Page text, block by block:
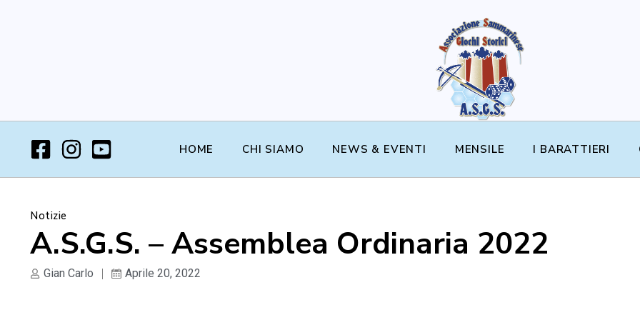
HOME CHI SIAMO NEWS & EVENTI MENSILE I BARATTIERI
Notizie
A.S.G.S. – Assemblea Ordinaria 2022
Gian Carlo Aprile 20, 2022